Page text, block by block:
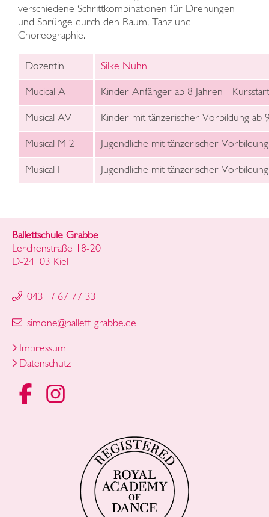
verschiedene Schrittkombinationen für Drehungen
und Sprünge durch den Raum, Tanz und
Choreographie.
Dozentin Silke Nuhn
Mucical A Kinder Anfänger ab 8 Jahren -
Musical AV Kinder mit tänzerischer Vorbildung ab
Musical M 2 Jugendliche mit tänzerischer
Musical F Jugendliche mit tänzerischer
Ballettschule Grabbe
Lerchenstraße 18-20
D-24103 Kiel
0431 / 67 77 33
simone@ballett-grabbe.de
Impressum
Datenschutz